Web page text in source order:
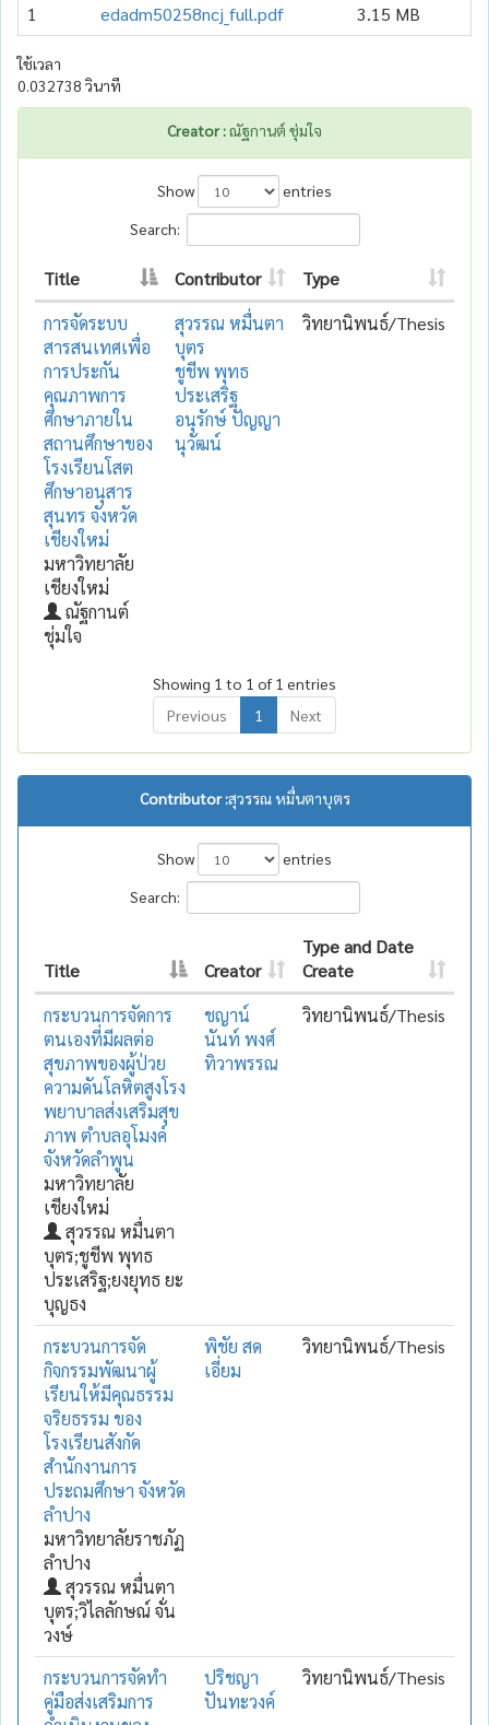
1
edadm50258ncj_full.pdf 3.15 MB
ใช้เวลา
0.032738 วินาที
Creator :ณัฐกานต์ ชุ่มใจ
Show
entries
Search:
Title Contributor
Type
การจัดระบบ
สารสนเทศเพื่อ
การประกัน
คุณภาพการ
ศึกษาภายใน
สถานศึกษาของ
โรงเรียนโสต
ศึกษาอนุสาร
สุนทร จังหวัด
เชียงใหม่
มหาวิทยาลัย
เชียงใหม่
ณัฐกานต์
ชุ่มใจ
สุวรรณ หมื่นตา
บุตร
ชูชีพ พุทธ
ประเสริฐ
อนุรักษ์ ปัญญา
นุวัฒน์
วิทยานิพนธ์/Thesis
Showing 1 to 1 of 1 entries
Previous
1 Next
Contributor :สุวรรณ หมื่นตาบุตร
Show
entries
Search:
Title Creator
Type and Date
Create
กระบวนการจัดการ
ตนเองที่มีผลต่อ
สุขภาพของผู้ป่วย
ความดันโลหิตสูงโรง
พยาบาลส่งเสริมสุข
ภาพ ตำบลอุโมงค์
จังหวัดลำพูน
มหาวิทยาลัย
เชียงใหม่
สุวรรณ หมื่นตา
บุตร;ชูชีพ พุทธ
ประเสริฐ;ยงยุทธ ยะ
บุญธง
ชญาน์
นันท์ พงศ์
ทิวาพรรณ
วิทยานิพนธ์/Thesis
กระบวนการจัด
กิจกรรมพัฒนาผู้
เรียนให้มีคุณธรรม
จริยธรรม ของ
โรงเรียนสังกัด
สำนักงานการ
ประถมศึกษา จังหวัด
ลำปาง
มหาวิทยาลัยราชภัฏ
ลำปาง
สุวรรณ หมื่นตา
บุตร;วิไลลักษณ์ จั่น
วงษ์
พิชัย สด
เอี่ยม
วิทยานิพนธ์/Thesis
กระบวนการจัดทำ
คู่มือส่งเสริมการ
ปริชญา
ปันทะวงค์
วิทยานิพนธ์/Thesis